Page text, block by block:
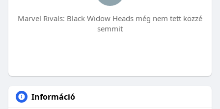
Marvel Rivals: Black Widow Heads még nem tett közzé
semmit
Információ